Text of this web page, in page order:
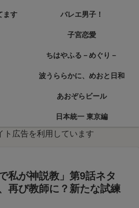
ます バレエ男子！
子宮恋愛
ちはやふる－めぐり－
波うららかに、めおと日和
あおぞらビール
日本統一 東京編
ト広告を利用しています
私が神説教」第9話ネタ
再び教師に？新たな試練